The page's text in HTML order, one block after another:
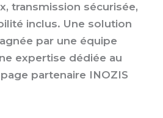
transmission sécurisée,
inclus. Une solution
par une équipe
expertise dédiée au
partenaire INOZIS